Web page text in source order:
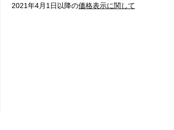
2021年4月1日以降の価格表示に関して